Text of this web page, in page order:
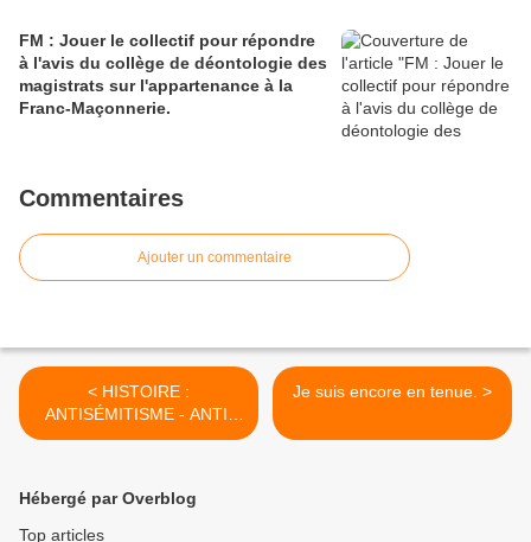
FM : Jouer le collectif pour répondre
à l'avis du collège de déontologie des
magistrats sur l'appartenance à la
Franc-Maçonnerie.
Commentaires
Ajouter un commentaire
< HISTOIRE :
ANTISÉMITISME - ANTI-
MAÇONNISME - Michel
Je suis encore en tenue. >
Hébergé par Overblog
Top articles